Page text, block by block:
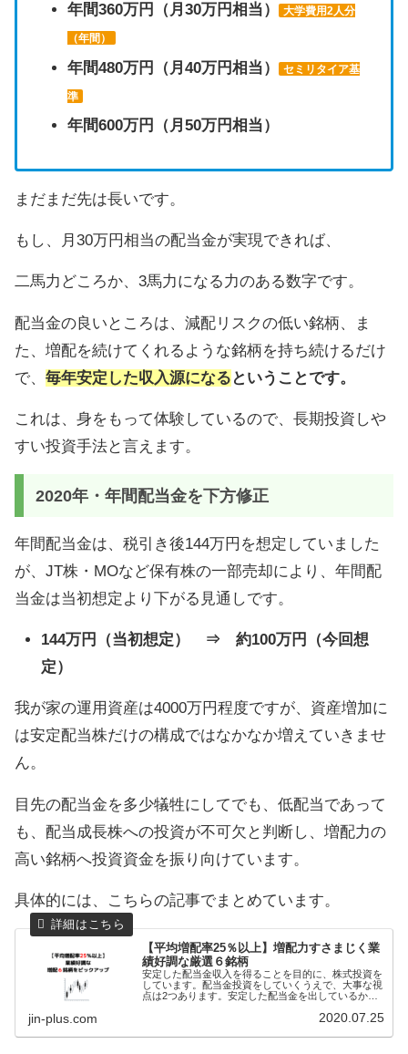
年間360万円（月30万円相当）
大学費用2人分
（年間）
年間480万円（月40万円相当） セミリタイア基
準
年間600万円（月50万円相当）
まだまだ先は長いです。
もし、月30万円相当の配当金が実現できれば、
二馬力どころか、3馬力になる力のある数字です。
配当金の良いところは、減配リスクの低い銘柄、ま
た、増配を続けてくれるような銘柄を持ち続けるだけ
で、 毎年安定した収入源になる ということです。
これは、身をもって体験しているので、長期投資しや
すい投資手法と言えます。
2020年・年間配当金を下方修正
年間配当金は、税引き後144万円を想定していました
が、JT株・MOなど保有株の一部売却により、年間配
当金は当初想定より下がる見通しです。
144万円（当初想定） ⇒ 約100万円（今回想
定）
我が家の運用資産は4000万円程度ですが、資産増加に
は安定配当株だけの構成ではなかなか増えていきませ
ん。
目先の配当金を多少犠牲にしてでも、低配当であって
も、配当成長株への投資が不可欠と判断し、増配力の
高い銘柄へ投資資金を振り向けています。
具体的には、こちらの記事でまとめています。
【平均増配率25％以上】増配力すさまじく業
績好調な厳選６銘柄
安定した配当金収入を得ることを目的に、株式投資を
しています。配当金投資をしていくうえで、大事な視
点は2つあります。安定した配当金を出しているか増
銘柄もあれば、前者だけ、あるいは、後者だけという
jin-plus.com 2020.07.25